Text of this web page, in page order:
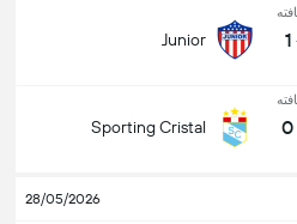
1
Junior
0
Sporting Cristal
28/05/2026